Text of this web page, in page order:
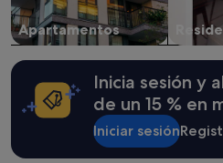
cambios.
Pueden
aplicarse
términos
condiciones
adicionales.
Apartamentos
Inicia sesión y
de un 15 % en
Iniciar sesión